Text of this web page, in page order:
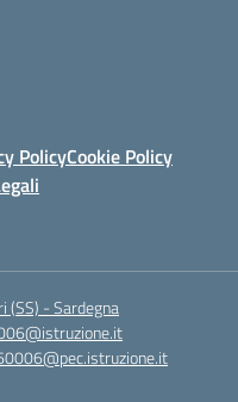
PolicyCookie Policy
(SS) - Sardegna